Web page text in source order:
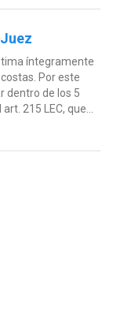
íntegramente
Por este
dentro de los 5
215 LEC, que...